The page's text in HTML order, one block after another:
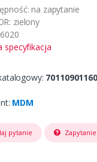
na zapytanie
zielony
specyfikacja
MDM
pytanie